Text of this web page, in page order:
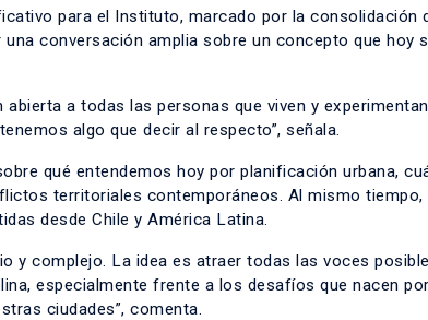
para el Instituto, marcado por la consolidación
una conversación amplia sobre un concepto que hoy
a todas las personas que viven y
algo que decir al respecto”, señala.
qué entendemos hoy por planificación urbana,
territoriales contemporáneos. Al mismo tiempo,
desde Chile y América Latina.
y complejo. La idea es atraer todas las voces
especialmente frente a los desafíos que nacen
ciudades”, comenta.